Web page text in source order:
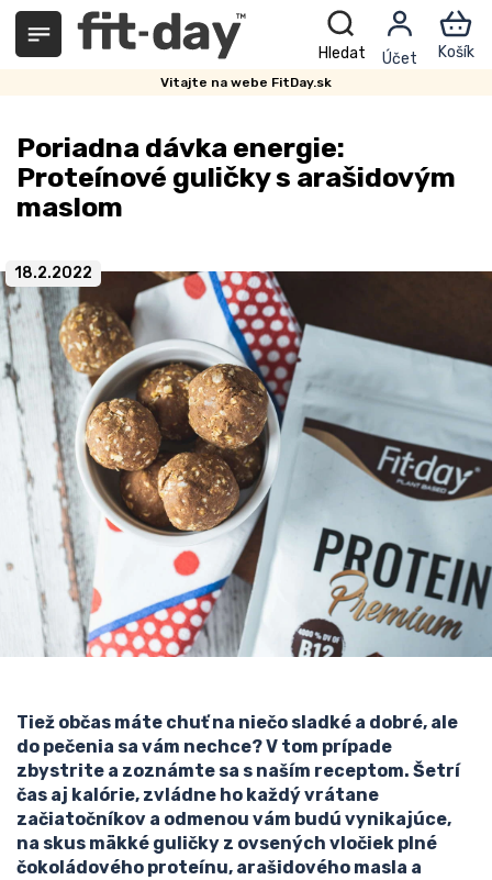
Prejsť
obsah
Vitajte na webe FitDay.sk
Poriadna dávka energie:
Proteínové guličky s arašidovým
maslom
18.2.2022
Tiež občas máte chuť na niečo sladké a dobré, ale
do pečenia sa vám nechce? V tom prípade
zbystrite a zoznámte sa s naším receptom. Šetrí
čas aj kalórie, zvládne ho každý vrátane
začiatočníkov a odmenou vám budú vynikajúce,
na skus mäkké guličky z ovsených vločiek plné
čokoládového proteínu, arašidového masla a